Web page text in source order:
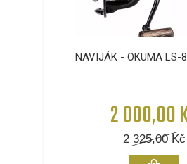
NAVIJÁK - OKUMA LS-
2 000,00
2 325,00Kč